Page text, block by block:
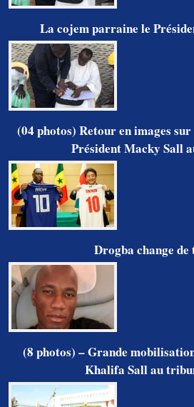
La cojem parraine le
(04 photos) Retour en images
Président Macky Sall
Drogba change de
(8 photos) – Grande
Khalifa Sall au